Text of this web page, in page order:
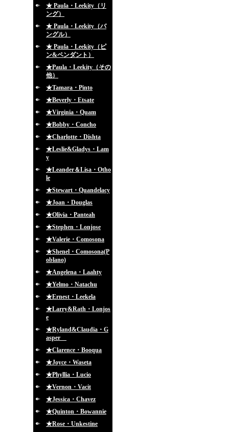
★ Paula・Leekity（リ
ング）
★ Paula・Leekity（バ
ングル）
★ Paula・Leekity（ピ
ン&ペンダント）
★Paula・Leekity（その
他）
★Tamara・Pinto
★Beverly・Etsate
★Virginia・Quam
★Bobby・Concho
★Charlotte・Dishta
★Leslie&Gladys・Lam
y
★Leander＆Lisa・Otho
le
★Stewart・Quandelacy
★Joan・Douglas
★Olivia・Panteah
★Stephen・Lonjose
★Valerie・Comosona
★Shenel・Comosona(P
oblano)
★Angelena・Laahty
★Yelmo・Natachu
★Ernest・Leekela
★Larry&Rath・Lonjos
e
★Ryland&Claudia・G
asper
★Clarence・Booqua
★Joyce・Waseta
★Phyllia・Lucio
★Vernon・Vacit
★Jessica・Chavez
★Quinton・Bowannie
★Rose・Unkestine